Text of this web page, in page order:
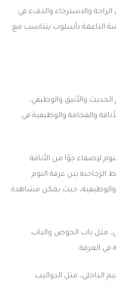
والاسترخاء والدفء في
الناعمة بأسلوب يتناسب مع
تتميز بالتصميم الحديث والأنيق والوظيفي.
والفخامة والوظيفية في
لإضفاء جوًا من الأناقة
الزجاجية بين غرفة النوم
والوظيفية، حيث يمكن مشاهدة
مثل باب الحوض والباب
في الغرفة.
الداخلي، مثل الدواليب